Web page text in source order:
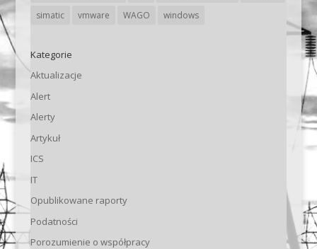
simatic
vmware WAGO windows
Kategorie
Aktualizacje
Alert
Alerty
Artykuł
ICS
IT
Opublikowane raporty
Podatności
Porozumienie o współpracy